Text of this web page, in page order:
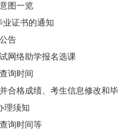
图一览
业证书的通知
告
网络助学报名选课
询时间
合格成绩、考生信息修改和毕
理须知
询时间等